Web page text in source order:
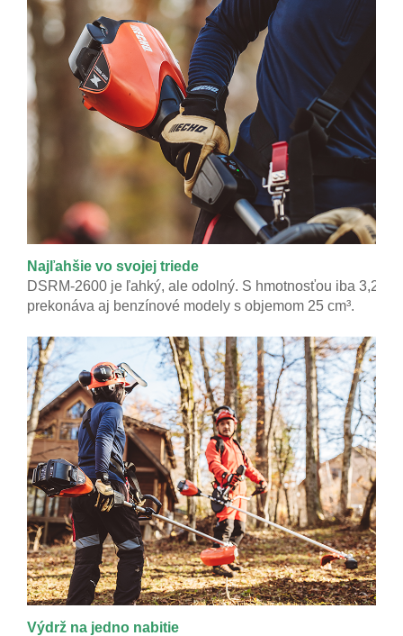
Najľahšie vo svojej triede
DSRM-2600 je ľahký, ale odolný. S hmotnosťou iba 3,2
prekonáva aj benzínové modely s objemom 25 cm³.
Výdrž na jedno nabitie